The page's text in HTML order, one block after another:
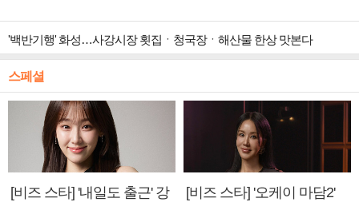
'백반기행' 화성…사강시장 횟집ㆍ청국장ㆍ해산물 한상 맛본다
스페셜
[비즈 스타] '내일도 출근' 강
[비즈 스타] '오케이 마담2'